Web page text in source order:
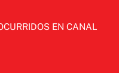
EN CANAL